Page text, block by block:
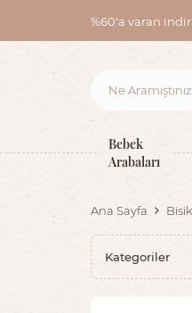
%60'a varan
Bebek
Arabaları
Ana Sayfa
Kategoriler